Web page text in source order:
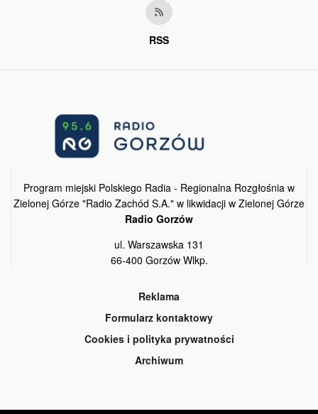
RSS
Program miejski Polskiego Radia - Regionalna Rozgłośnia w
Zielonej Górze "Radio Zachód S.A." w likwidacji w Zielonej Górze
Radio Gorzów
ul. Warszawska 131
66-400 Gorzów Wlkp.
Reklama
Formularz kontaktowy
Cookies i polityka prywatności
Archiwum